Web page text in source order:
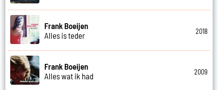
Frank Boeijen
Alles is teder
2018
Frank Boeijen
Alles wat ik had
2009